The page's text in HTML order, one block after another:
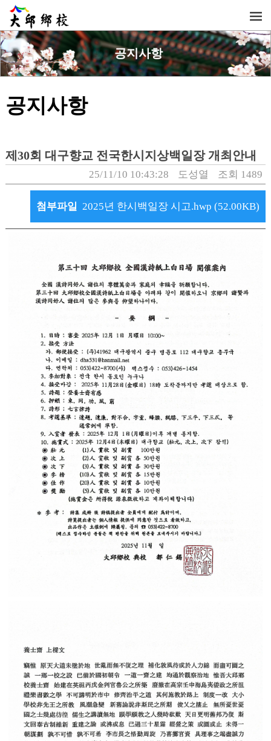
공지사항
공지사항
제30회 대구향교 전국한시지상백일장 개최안내
25/11/10 10:43:28 도성열 조회 1489
첨부파일 2025년 한시백일장 시고.hwp (52.00KB)